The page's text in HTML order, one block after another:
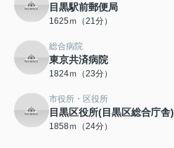
目黒駅前郵便局
1625ｍ（21分）
総合病院
東京共済病院
1824ｍ（23分）
市役所・区役所
目黒区役所(目黒区総合庁舎)
1858ｍ（24分）